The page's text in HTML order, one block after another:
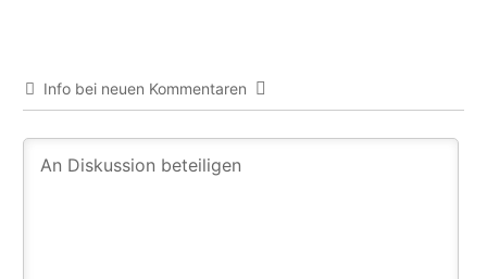
Info bei neuen Kommentaren